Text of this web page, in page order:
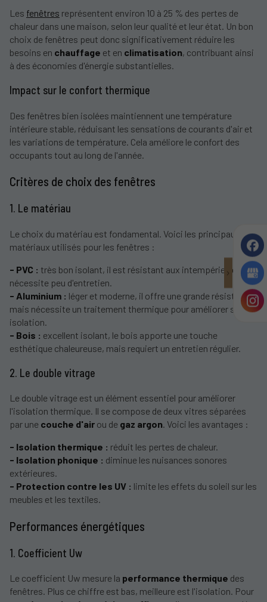
Les fenêtres représentent environ 10 à 25 % des pertes de
chaleur dans une maison, selon leur qualité et leur état. Un bon
choix de fenêtres peut donc significativement réduire les
besoins en chauffage et en climatisation, contribuant ainsi
à des économies d'énergie substantielles.
Impact sur le confort thermique
Des fenêtres bien isolées maintiennent une température
intérieure stable, réduisant les sensations de courants d'air et
les variations de température. Cela améliore le confort des
occupants tout au long de l'année.
Critères de choix des fenêtres
1. Le matériau
Le choix du matériau est fondamental. Voici les principaux
matériaux utilisés pour les fenêtres :
- PVC : très bon isolant, il est résistant aux intempéries et
nécessite peu d'entretien.
- Aluminium : léger et moderne, il offre une grande résistance,
mais nécessite un traitement thermique pour améliorer son
isolation.
- Bois : excellent isolant, le bois apporte une touche
esthétique chaleureuse, mais requiert un entretien régulier.
2. Le double vitrage
Le double vitrage est un élément essentiel pour améliorer
l'isolation thermique. Il se compose de deux vitres séparées
par une couche d'air ou de gaz argon. Voici les avantages :
- Isolation thermique : réduit les pertes de chaleur.
- Isolation phonique : diminue les nuisances sonores
extérieures.
- Protection contre les UV : limite les effets du soleil sur les
meubles et les textiles.
Performances énergétiques
1. Coefficient Uw
Le coefficient Uw mesure la performance thermique des
fenêtres. Plus ce chiffre est bas, meilleure est l'isolation. Pour